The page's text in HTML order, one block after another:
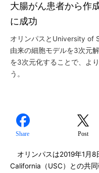
大腸がん患者から作
に成功
オリンパスとUniversity of
由来の細胞モデルを3次元
を3次元化することで、よ
う。
Share Post
オリンパスは2019年1月
California（USC）との共